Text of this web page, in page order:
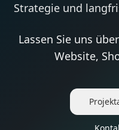
Strategie und
Lassen Sie uns
Website,